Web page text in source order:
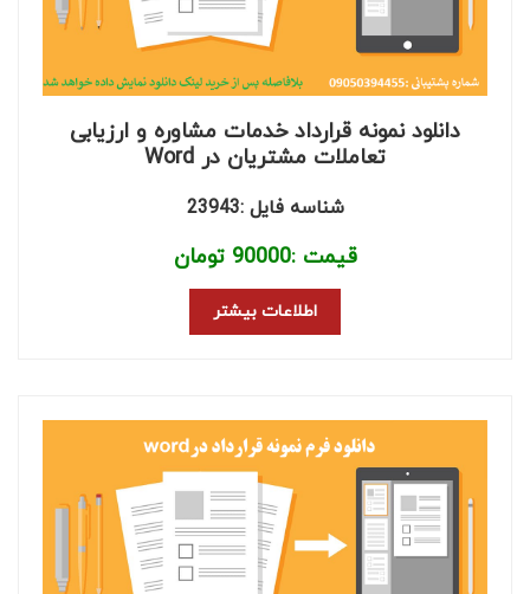
دانلود نمونه قرارداد خدمات مشاوره و ارزیابی
تعاملات مشتریان در Word
شناسه فایل :23943
قیمت :90000 تومان
اطلاعات بیشتر